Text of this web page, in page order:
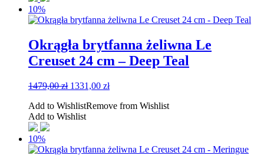
10%
Okrągła brytfanna żeliwna Le
Creuset 24 cm – Deep Teal
1479,00zł Pierwotna
wynosiła:
1479,00 zł.
1331,00 złAktualna
wynosi:
Add to WishlistRemove from Wishlist
Add to Wishlist
10%